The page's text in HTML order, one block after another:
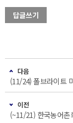
답글쓰기
다음
(11/24) 폴브라이트
이전
(~11/21) 한국농어